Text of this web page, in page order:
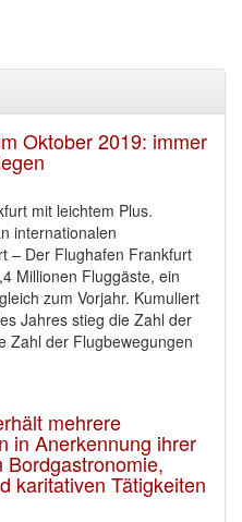
Oktober 2019: immer
mit leichtem Plus.
internationalen
– Der Flughafen Frankfurt
Millionen Fluggäste, ein
zum Vorjahr. Kumuliert
Jahres stieg die Zahl der
Zahl der Flugbewegungen
mehrere
in Anerkennung ihrer
Bordgastronomie,
karitativen Tätigkeiten